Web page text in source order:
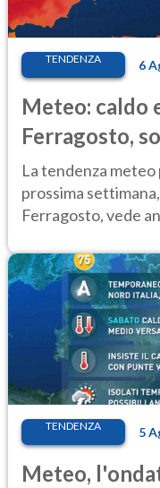
TENDENZA 6
Meteo: caldo
Ferragosto,
Ecco dove
La tendenza
prossima
Ferragosto, vede
TENDENZA 5
Meteo,